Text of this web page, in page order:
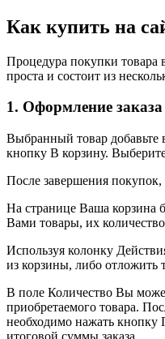
Как купить на
Процедура покупки товара
проста и состоит из
1. Оформление заказа
Выбранный товар
кнопку В корзину.
После завершения
На странице Ваша корзина
Вами товары, их
Используя колонку
из корзины, либо отложить
В поле Количество Вы
приобретаемого товара.
необходимо нажать кнопку